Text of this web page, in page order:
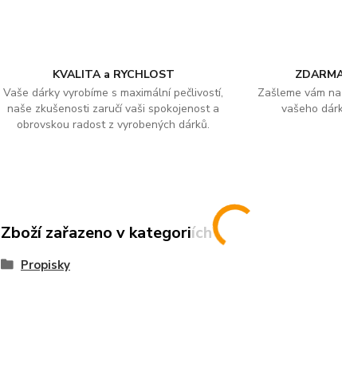
KVALITA a RYCHLOST
Vaše dárky vyrobíme s maximální pečlivostí,
naše zkušenosti zaručí vaši spokojenost a
obrovskou radost z vyrobených dárků.
Zašleme vám
vašeho
Zboží zařazeno v kategoriích
Propisky